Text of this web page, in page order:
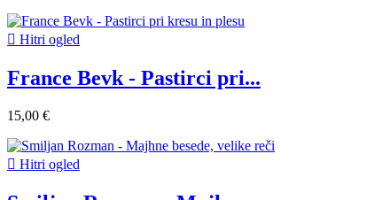
 Hitri ogled
France Bevk - Pastirci pri...
15,00 €
 Hitri ogled